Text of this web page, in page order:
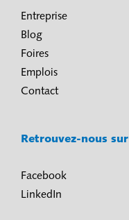
Entreprise
Blog
Foires
Emplois
Contact
Retrouvez-nous sur
Facebook
LinkedIn